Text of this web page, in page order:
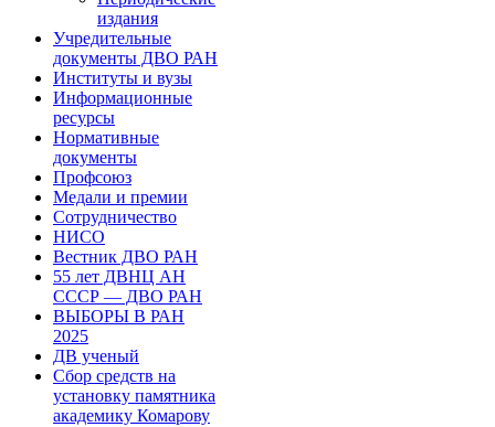
издания
Учредительные
документы ДВО РАН
Институты и вузы
Информационные
ресурсы
Нормативные
документы
Профсоюз
Медали и премии
Сотрудничество
НИСО
Вестник ДВО РАН
55 лет ДВНЦ АН
СССР — ДВО РАН
ВЫБОРЫ В РАН
2025
ДВ ученый
Сбор средств на
установку памятника
академику Комарову